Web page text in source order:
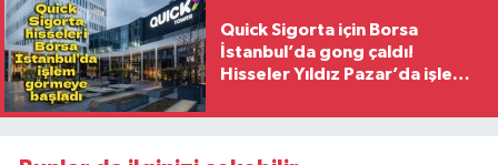
Quick Sigorta için Borsa
İstanbul’da gong çaldı!
Hisseler Yıldız Pazar’da işlem